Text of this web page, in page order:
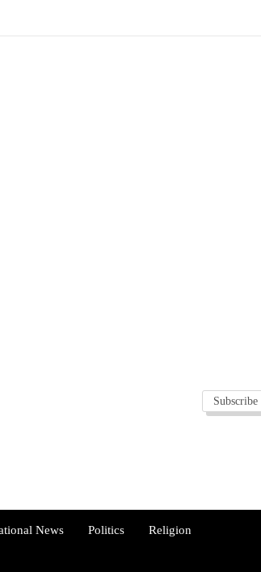
Subscribe
News Politics Religion